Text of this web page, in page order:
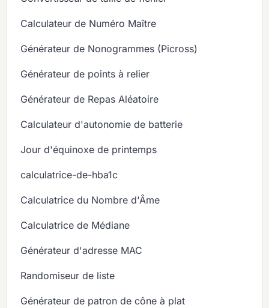
Calculateur de Numéro Maître
Générateur de Nonogrammes (Picross)
Générateur de points à relier
Générateur de Repas Aléatoire
Calculateur d'autonomie de batterie
Jour d'équinoxe de printemps
calculatrice-de-hba1c
Calculatrice du Nombre d'Âme
Calculatrice de Médiane
Générateur d'adresse MAC
Randomiseur de liste
Générateur de patron de cône à plat